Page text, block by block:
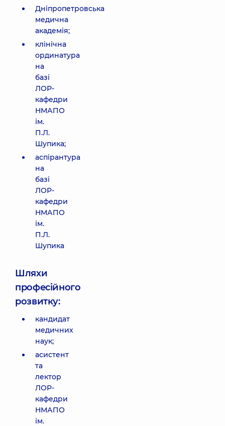
Дніпропетровська
медична
академія;
клінічна
ординатура
на
базі
ЛОР-
кафедри
НМАПО
ім.
П.Л.
Шупика;
аспірантура
на
базі
ЛОР-
кафедри
НМАПО
ім.
П.Л.
Шупика
Шляхи
професійного
розвитку:
кандидат
медичних
наук;
асистент
та
лектор
ЛОР-
кафедри
НМАПО
ім.